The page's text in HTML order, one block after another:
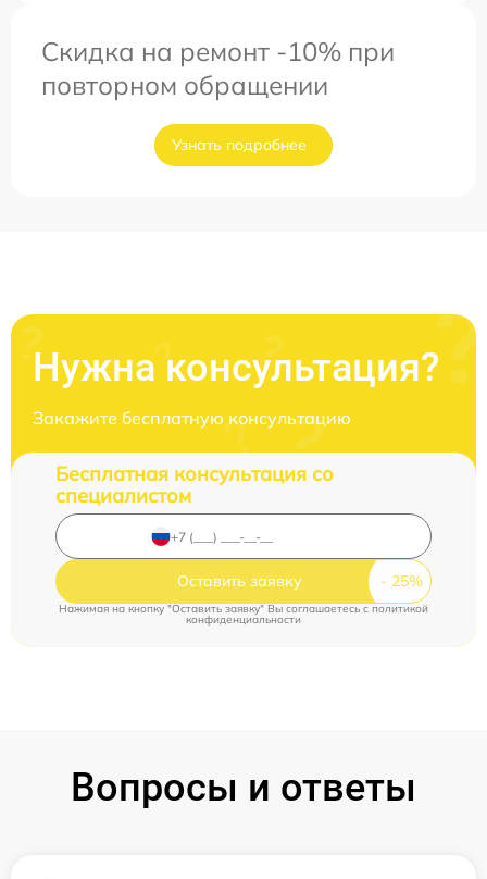
Скидка на ремонт -10% при
повторном обращении
Узнать подробнее
Нужна консультация?
Закажите бесплатную консультацию
Бесплатная консультация со
специалистом
Оставить заявку
Нажимая на кнопку "Оставить заявку" Вы соглашаетесь c политикой
конфиденциальности
Вопросы и ответы